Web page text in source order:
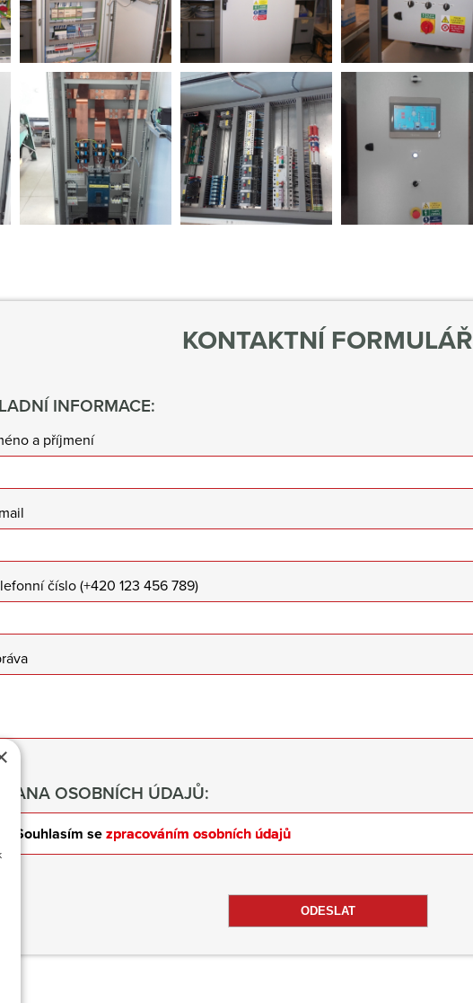
KONTAKTNÍ FORMULÁŘ
INFORMACE:
a příjmení
číslo (+420 123 456 789)
OSOBNÍCH ÚDAJŮ:
Souhlasím se zpracováním osobních údajů
ODESLAT